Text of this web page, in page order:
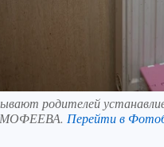
родителей
Перейти в